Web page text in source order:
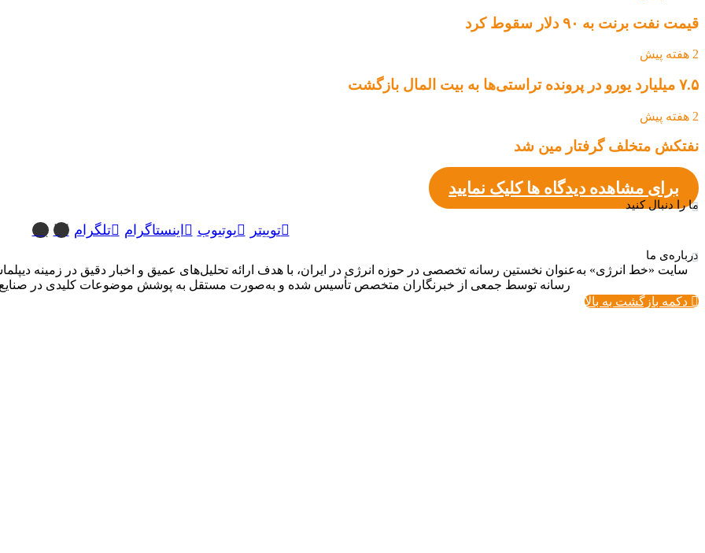
قیمت نفت برنت به ۹۰ دلار سقوط کرد
2 هفته پیش
۷.۵ میلیارد یورو در پرونده تراستی‌ها به بیت المال بازگشت
2 هفته پیش
نفتکش متخلف گرفتار مین شد
برای مشاهده دیدگاه ها کلیک نمایید
ما را دنبال کنید
توییتر یوتیوب اینستاگرام تلگرام ایتا بله
درباره‌ی ما
سایت «خط انرژی» به‌عنوان نخستین رسانه تخصصی در حوزه انرژی در ایران، با هدف ارائه تحلیل‌های عمیق و اخبار دقیق در زمینه
رسانه توسط جمعی از خبرنگاران متخصص تأسیس شده و به‌صورت مستقل به پوشش موضوعات کلیدی در صنایع
دکمه بازگشت به بالا